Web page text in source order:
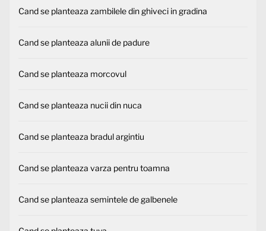
Cand se planteaza zambilele din ghiveci in gradina
Cand se planteaza alunii de padure
Cand se planteaza morcovul
Cand se planteaza nucii din nuca
Cand se planteaza bradul argintiu
Cand se planteaza varza pentru toamna
Cand se planteaza semintele de galbenele